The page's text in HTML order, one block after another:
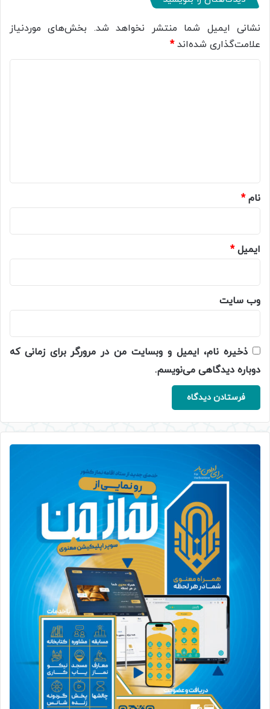
نشانی ایمیل شما منتشر نخواهد شد. بخش‌های موردنیاز
علامت‌گذاری شده‌اند*
نام*
ایمیل*
وب‌ سایت
ذخیره نام، ایمیل و وبسایت من در مرورگر برای زمانی که
دوباره دیدگاهی می‌نویسم.